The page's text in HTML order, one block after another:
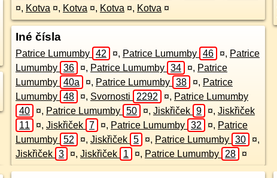
¤, Kotva ¤, Kotva ¤, Kotva ¤, Kotva ¤
Iné čísla
Patrice Lumumby 42 ¤, Patrice Lumumby 46 ¤, Patrice
Lumumby 36 ¤, Patrice Lumumby 34 ¤, Patrice
Lumumby 40a ¤, Patrice Lumumby 38 ¤, Patrice
Lumumby 48 ¤, Svornosti 2292 ¤, Patrice Lumumby
40
¤, Patrice Lumumby 50 ¤, Jiskřiček 9 ¤, Jiskřiček
11
¤, Jiskřiček 7 ¤, Patrice Lumumby 32 ¤, Patrice
Lumumby 52 ¤, Jiskřiček 5 ¤, Patrice Lumumby 30 ¤,
Jiskřiček 3 ¤, Jiskřiček 1 ¤, Patrice Lumumby 28 ¤